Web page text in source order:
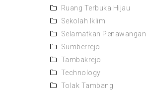
Ruang Terbuka Hijau
Sekolah Iklim
Selamatkan Penawangan
Sumberrejo
Tambakrejo
Technology
Tolak Tambang